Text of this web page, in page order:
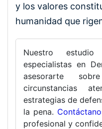
y los valores
humanidad que
Nuestro
especialistas en
asesorarte
circunstancias
estrategias de
la pena.
profesional y